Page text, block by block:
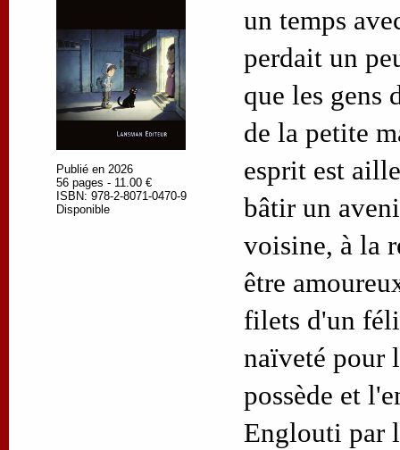
Publié en 2026
56 pages - 11.00 €
ISBN: 978-2-8071-0470-9
Disponible
un temps
perdait un
que les gens
de la petite
esprit est
bâtir un
voisine, à la
être
filets d'un
naïveté pour
possède et
Englouti par